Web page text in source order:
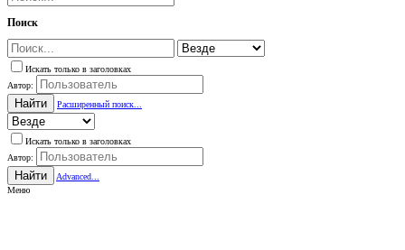
Поиск
Искать только в заголовках
Автор:
Найти Расширенный поиск...
Искать только в заголовках
Автор:
Найти
Advanced...
Меню